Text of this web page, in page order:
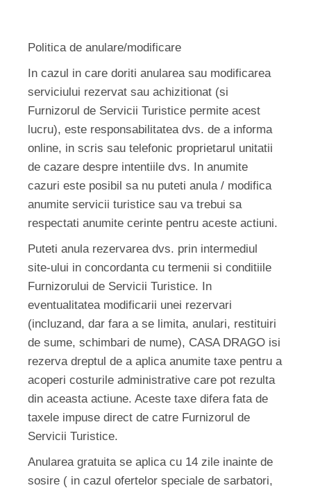
Politica de anulare/modificare
In cazul in care doriti anularea sau modificarea
serviciului rezervat sau achizitionat (si
Furnizorul de Servicii Turistice permite acest
lucru), este responsabilitatea dvs. de a informa
online, in scris sau telefonic proprietarul unitatii
de cazare despre intentiile dvs. In anumite
cazuri este posibil sa nu puteti anula / modifica
anumite servicii turistice sau va trebui sa
respectati anumite cerinte pentru aceste actiuni.
Puteti anula rezervarea dvs. prin intermediul
site-ului in concordanta cu termenii si conditiile
Furnizorului de Servicii Turistice. In
eventualitatea modificarii unei rezervari
(incluzand, dar fara a se limita, anulari, restituiri
de sume, schimbari de nume), CASA DRAGO isi
rezerva dreptul de a aplica anumite taxe pentru a
acoperi costurile administrative care pot rezulta
din aceasta actiune. Aceste taxe difera fata de
taxele impuse direct de catre Furnizorul de
Servicii Turistice.
Anularea gratuita se aplica cu 14 zile inainte de
sosire ( in cazul ofertelor speciale de sarbatori,